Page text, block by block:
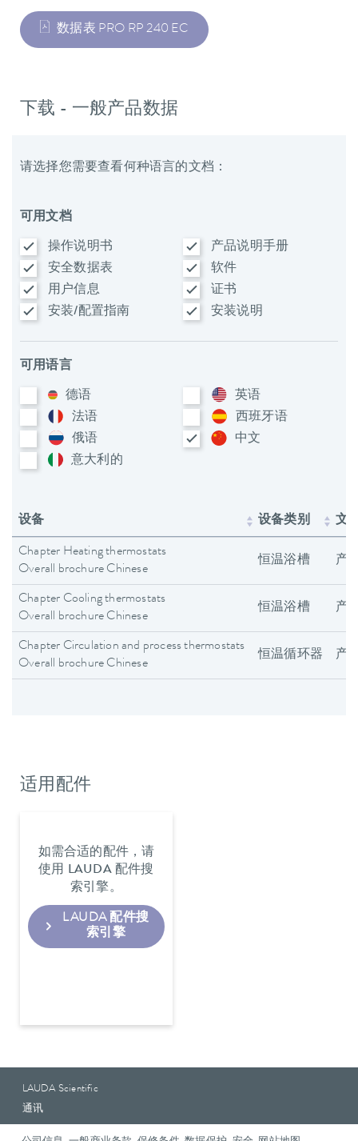
数据表 PRO RP 240 EC
下载 - 一般产品数据
请选择您需要查看何种语言的文档：
可用文档
操作说明书
产品说明手册
安全数据表
软件
用户信息
证书
安装/配置指南
安装说明
可用语言
德语
英语
法语
西班牙语
俄语
中文
意大利​的
设备 设备类别 文
Chapter Heating thermostats
Overall brochure Chinese
恒温浴槽 产
Chapter Cooling thermostats
Overall brochure Chinese
恒温浴槽 产
Chapter Circulation and process thermostats
Overall brochure Chinese
恒温循环器 产
适用配件
如需合适的配件，请
使用 LAUDA 配件搜
索引擎。
LAUDA 配件搜
索引擎
LAUDA Scientific
通讯